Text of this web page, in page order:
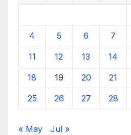
4 5 6 7
11 12 13 14
18 19 20 21
25 26 27 28
« May Jul »